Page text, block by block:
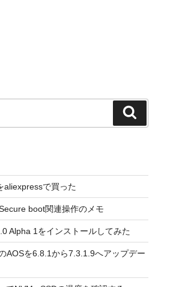
索
aliexpressで買った
boot関連操作のメモ
Alpha 1をインストールしてみた
AOSを6.8.1から7.3.1.9へアップデー